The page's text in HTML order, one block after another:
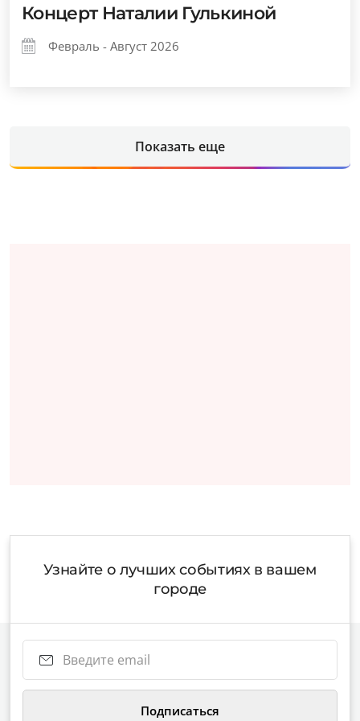
Концерт Наталии Гулькиной
Февраль - Август 2026
Показать еще
Узнайте о лучших событиях в вашем
городе